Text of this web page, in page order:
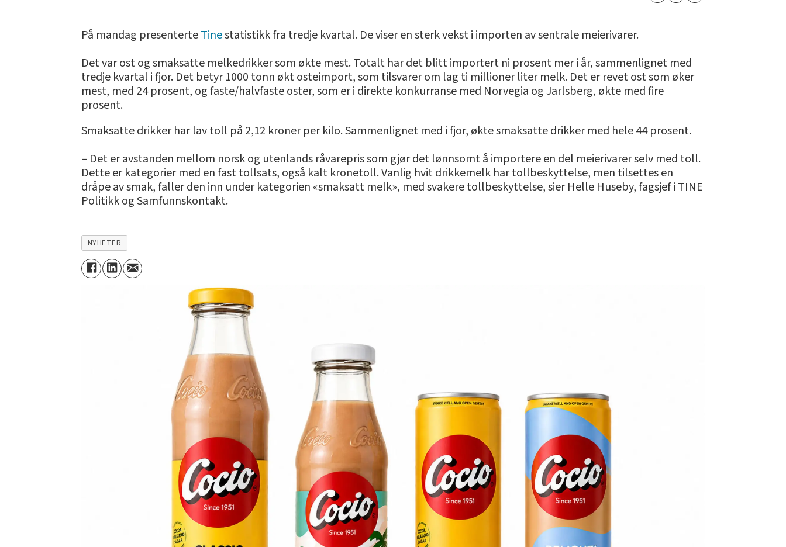
På mandag presenterteTinestatistikk fra tredje kvartal. De viser en sterk vekst i importen av sentrale meierivarer.
Det var ost og smaksatte melkedrikker som økte mest. Totalt har det blitt importert ni prosent mer i år, sammenlignet med
tredje kvartal i fjor. Det betyr 1000 tonn økt osteimport, som tilsvarer om lag ti millioner liter melk. Det er revet ost som øker
mest, med 24 prosent, og faste/halvfaste oster, som er i direkte konkurranse med Norvegia og Jarlsberg, økte med fire
prosent.
Smaksatte drikker har lav toll på 2,12 kroner per kilo. Sammenlignet med i fjor, økte smaksatte drikker med hele 44 prosent.
– Det er avstanden mellom norsk og utenlands råvarepris som gjør det lønnsomt å importere en del meierivarer selv med toll.
Dette er kategorier med en fast tollsats, også kalt kronetoll. Vanlig hvit drikkemelk har tollbeskyttelse, men tilsettes en
dråpe av smak, faller den inn under kategorien «smaksatt melk», med svakere tollbeskyttelse, sier Helle Huseby, fagsjef i TINE
Politikk og Samfunnskontakt.
NYHETER